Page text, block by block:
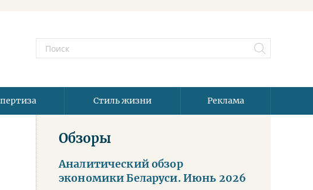
Стиль жизни Реклама
Обзоры
Аналитический обзор
экономики Беларуси. Июнь 2026